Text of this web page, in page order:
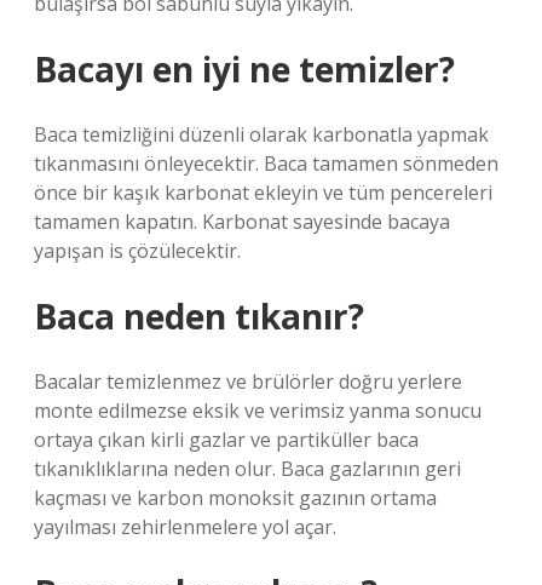
Bacayı en iyi ne temizler?
Baca temizliğini düzenli olarak karbonatla yapmak
tıkanmasını önleyecektir. Baca tamamen sönmeden
önce bir kaşık karbonat ekleyin ve tüm pencereleri
tamamen kapatın. Karbonat sayesinde bacaya
yapışan is çözülecektir.
Baca neden tıkanır?
Bacalar temizlenmez ve brülörler doğru yerlere
monte edilmezse eksik ve verimsiz yanma sonucu
ortaya çıkan kirli gazlar ve partiküller baca
tıkanıklıklarına neden olur. Baca gazlarının geri
kaçması ve karbon monoksit gazının ortama
yayılması zehirlenmelere yol açar.